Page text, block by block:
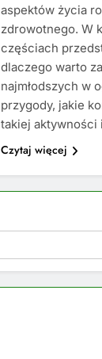
aspektów życia
zdrowotnego. W
częściach
dlaczego warto
najmłodszych w
przygody, jakie
takiej aktywności
Czytaj więcej